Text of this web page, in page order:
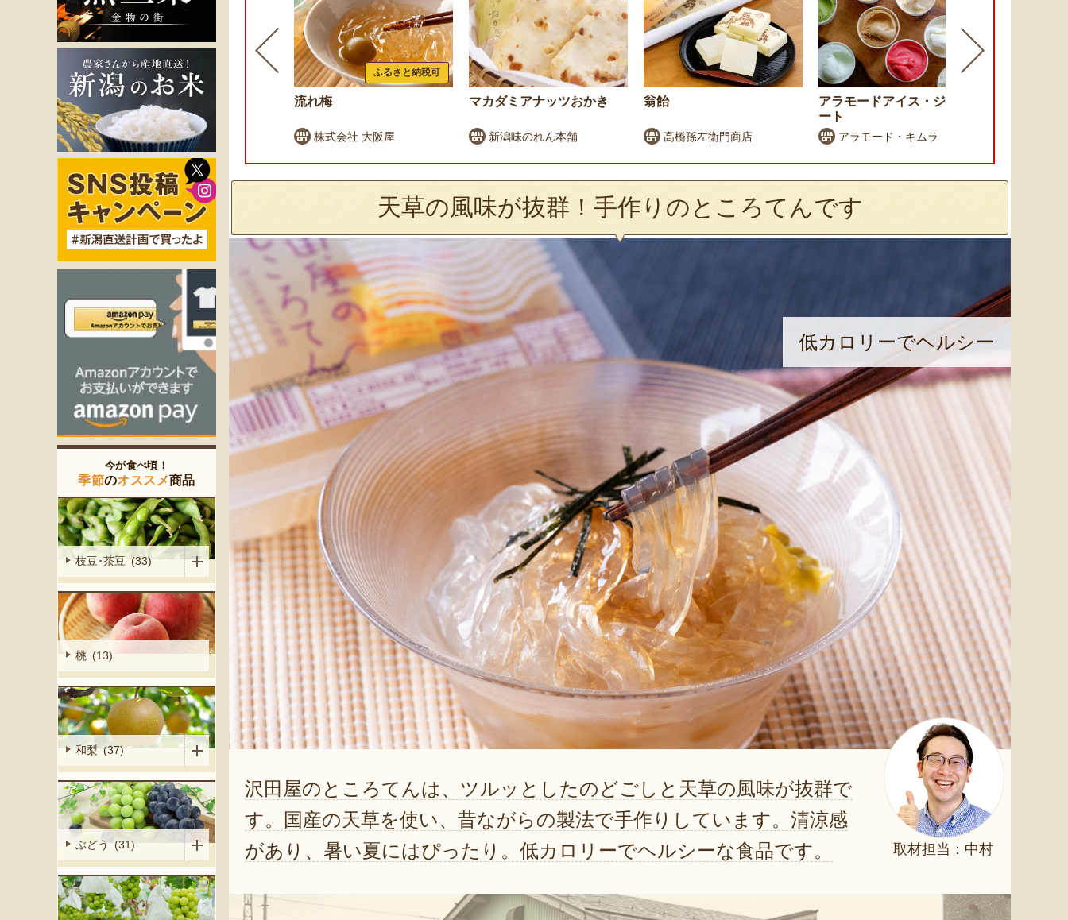
老舗右門明治堂の笹団子
右門明治堂
ふるさと納税可
流れ梅
株式会社 大阪屋
マカダミアナッツおかき
新潟味のれん本舗
翁飴
高橋孫左衛門商店
アラモードアイス・ジェラ
ート
アラモード・キムラ
天草の風味が抜群！手作りのところてんです
低カロリーでヘルシー
取材担当：中村
沢田屋のところてんは、ツルッとしたのどごしと天草の風味が抜群で
す。国産の天草を使い、昔ながらの製法で手作りしています。清涼感
があり、暑い夏にはぴったり。低カロリーでヘルシーな食品です。
今が食べ頃！
季節のオススメ商品
枝豆･茶豆 (33)
桃 (13)
和梨 (37)
ぶどう (31)